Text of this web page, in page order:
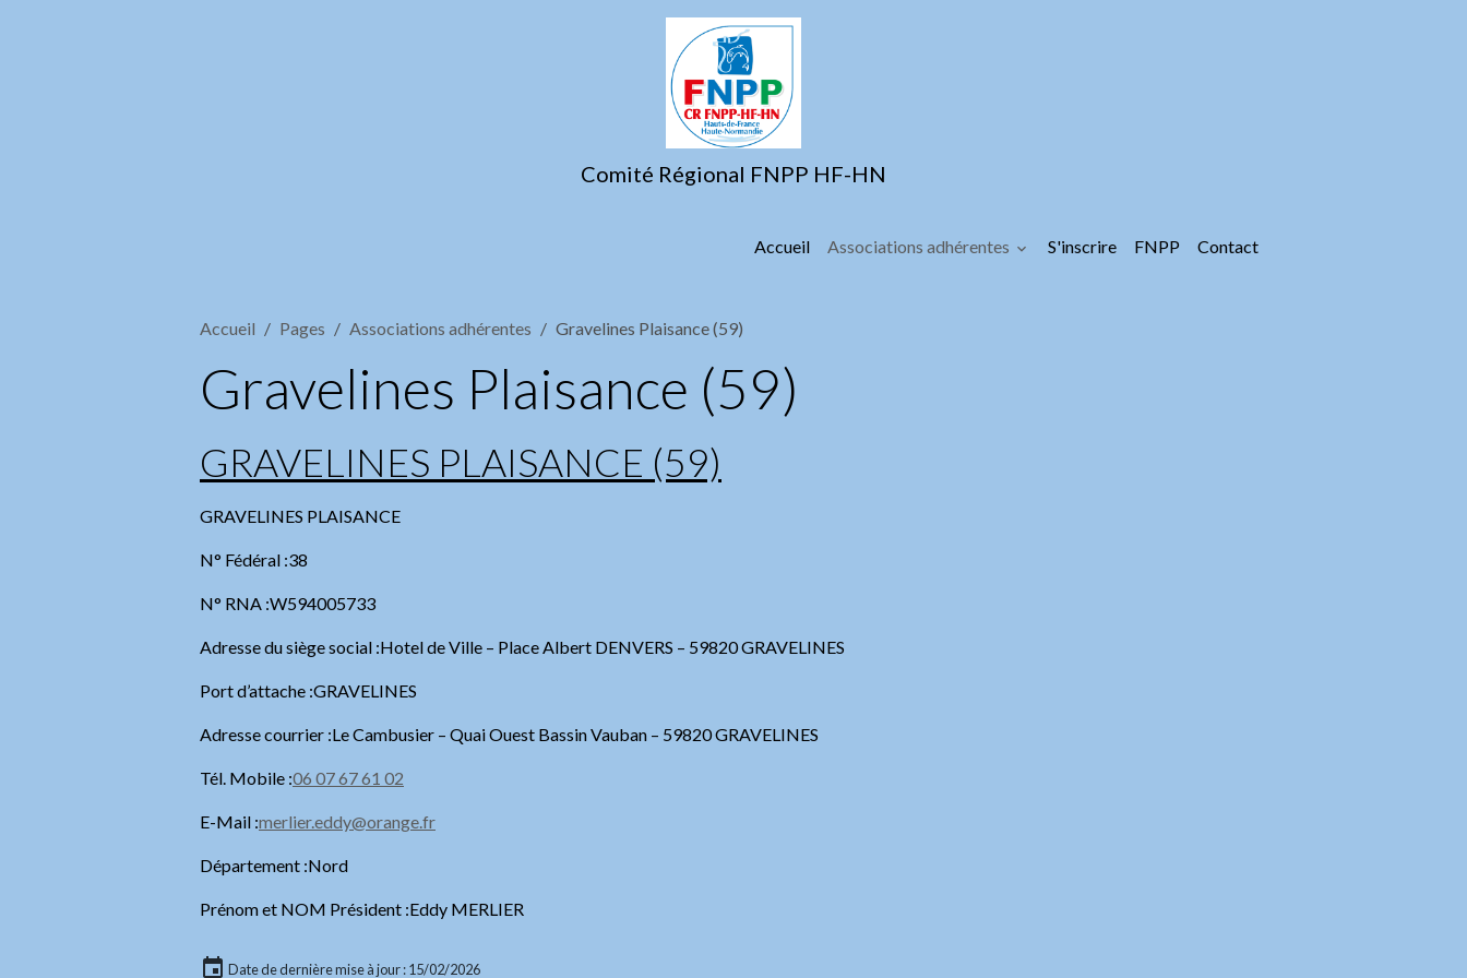
Comité Régional FNPP HF-HN
Accueil Associations adhérentes S'inscrire FNPP Contact
Accueil Pages Associations adhérentes Gravelines Plaisance (59)
Gravelines Plaisance (59)
GRAVELINES PLAISANCE (59)
GRAVELINES PLAISANCE
N° Fédéral :38
N° RNA :W594005733
Adresse du siège social :Hotel de Ville – Place Albert DENVERS – 59820 GRAVELINES
Port d’attache :GRAVELINES
Adresse courrier :Le Cambusier – Quai Ouest Bassin Vauban – 59820 GRAVELINES
Tél. Mobile :06 07 67 61 02
E-Mail :merlier.eddy@orange.fr
Département :Nord
Prénom et NOM Président :Eddy MERLIER
Date de dernière mise à jour : 15/02/2026